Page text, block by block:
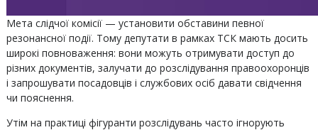
Мета слідчої комісії — установити обставини певної
резонансної події. Тому депутати в рамках ТСК мають досить
широкі повноваження: вони можуть отримувати доступ до
різних документів, залучати до розслідування правоохоронців
і запрошувати посадовців і службових осіб давати свідчення
чи пояснення.
Утім на практиці фігуранти розслідувань часто ігнорують